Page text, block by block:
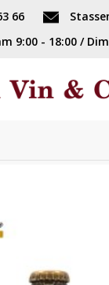
66
9:00 - 18:00 /